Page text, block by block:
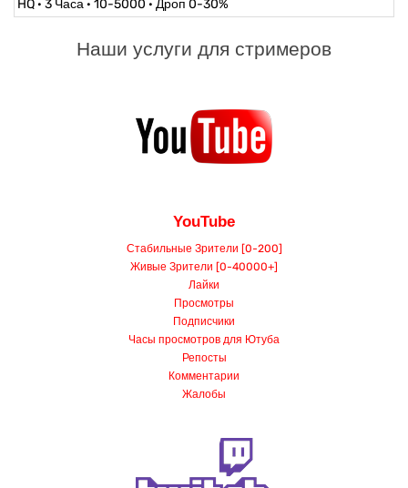
Живые Зрители [0-40000+]
Лайки
Просмотры
Подписчики
Часы просмотров для Ютуба
Репосты
Комментарии
Жалобы